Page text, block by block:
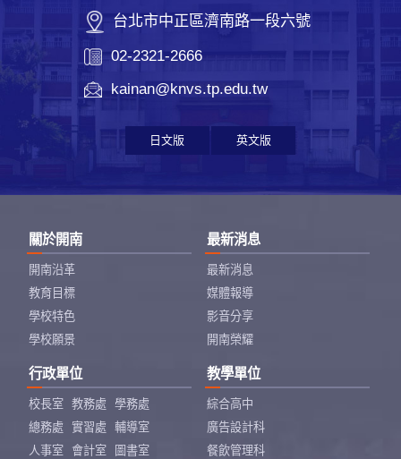
台北市中正區濟南路一段六號
02-2321-2666
kainan@knvs.tp.edu.tw
日文版 英文版
關於開南
開南沿革
教育目標
學校特色
學校願景
最新消息
最新消息
媒體報導
影音分享
開南榮耀
行政單位
校長室 教務處
學務處
總務處
實習處
輔導室
人事室
會計室 圖書室
教學單位
綜合高中
廣告設計科
餐飲管理科